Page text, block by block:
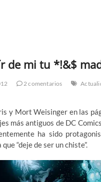
de mi tu *!&$
2 comentarios
y Mort Weisinger en las
más antiguos de DC
ha sido
“deje de ser un chiste”.